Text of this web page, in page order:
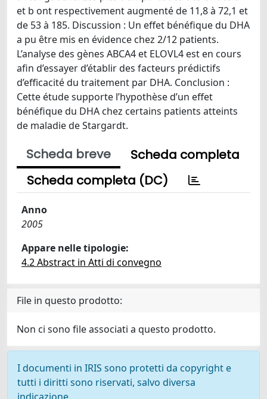
et b ont respectivement augmenté de 11,8 à 72,1 et
de 53 à 185. Discussion : Un effet bénéfique du DHA
a pu être mis en évidence chez 2/12 patients.
L’analyse des gènes ABCA4 et ELOVL4 est en cours
afin d’essayer d’établir des facteurs prédictifs
d’efficacité du traitement par DHA. Conclusion :
Cette étude supporte l’hypothèse d’un effet
bénéfique du DHA chez certains patients atteints
de maladie de Stargardt.
Scheda breve
Scheda completa
Scheda completa (DC)
Anno
2005
Appare nelle tipologie:
4.2 Abstract in Atti di convegno
File in questo prodotto:
Non ci sono file associati a questo prodotto.
I documenti in IRIS sono protetti da copyright e
tutti i diritti sono riservati, salvo diversa